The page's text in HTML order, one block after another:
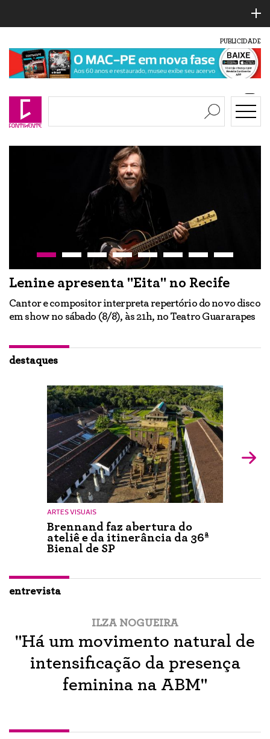
PUBLICIDADE
Lenine apresenta "Eita" no Recife
Cantor e compositor interpreta repertório do novo disco
em show no sábado (8/8), às 21h, no Teatro Guararapes
destaques
ARTES VISUAIS
Brennand faz abertura do
ateliê e da itinerância da 36ª
Bienal de SP
entrevista
ILZA NOGUEIRA
"Há um movimento natural de
intensificação da presença
feminina na ABM"